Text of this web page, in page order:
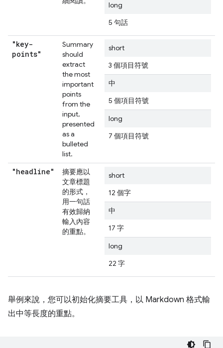
long
5 句話
"key-
points"
Summary
should
extract
the most
important
points
from the
input,
presented
as a
bulleted
list.
short
3 個項目符號
中
5 個項目符號
long
7 個項目符號
"headline"
摘要應以
文章標題
的形式，
用一句話
有效歸納
輸入內容
的重點。
short
12 個字
中
17 字
long
22 字
舉例來說，您可以初始化摘要工具，以 Markdown 格式輸
出中等長度的重點。